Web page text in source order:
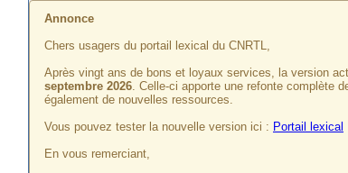
Annonce
Chers usagers du portail lexical du CNRTL,
Après vingt ans de bons et loyaux services, la version
septembre 2026. Celle-ci apporte une refonte complète
également de nouvelles ressources.
Vous pouvez tester la nouvelle version ici : Portail lexical
En vous remerciant,